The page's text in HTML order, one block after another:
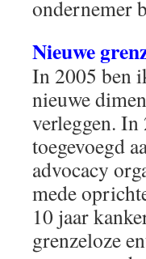
ondernemer
Nieuwe
In 2005 ben
nieuwe
verleggen.
toegevoegd
advocacy
mede
10 jaar
grenzeloze